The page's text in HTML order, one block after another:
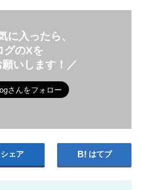
に入ったら、
グのXを
いします！／
シェア はてブ